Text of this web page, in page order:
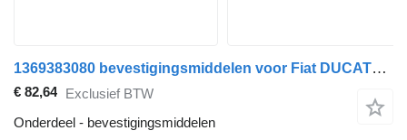
1369383080 bevestigingsmiddelen voor Fiat DUCATO Minibus / passenger (250_, 290_) auto
€ 82,64 Exclusief BTW
Onderdeel - bevestigingsmiddelen